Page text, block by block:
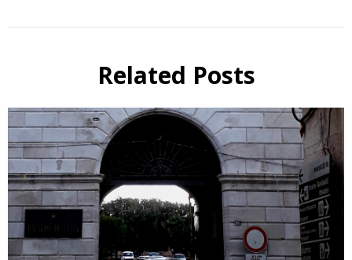
Related Posts